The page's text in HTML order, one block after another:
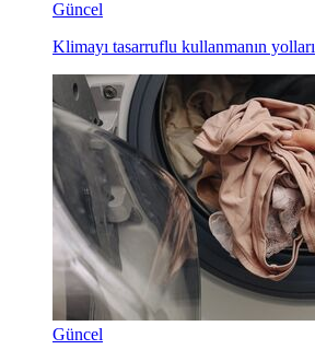
Güncel
Klimayı tasarruflu kullanmanın yolları
Güncel